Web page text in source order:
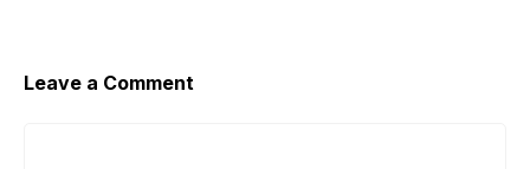
Leave a Comment